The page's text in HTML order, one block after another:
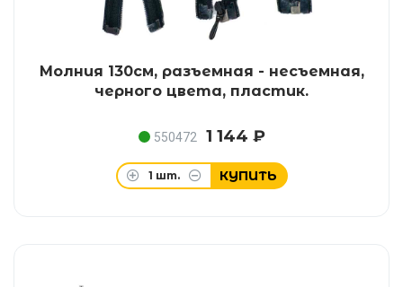
Молния 130см, разъемная - несъемная,
черного цвета, пластик.
550472 1 144 ₽
1 шт. КУПИТЬ